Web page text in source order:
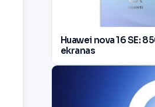
Huawei nova 16 SE:
ekranas